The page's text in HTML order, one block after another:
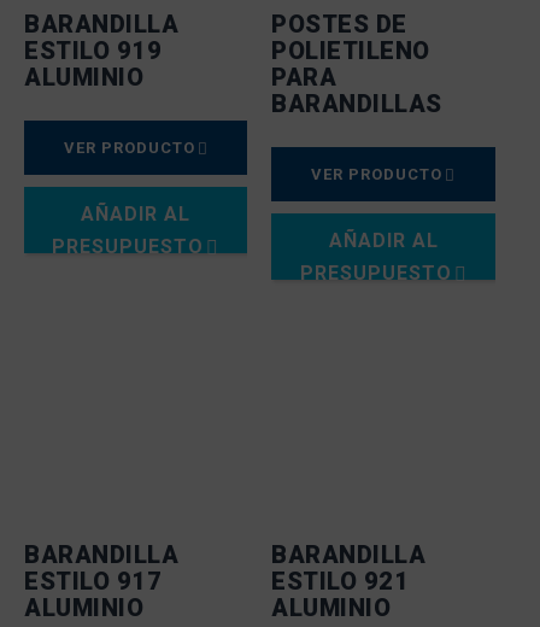
BARANDILLA
ESTILO 919
ALUMINIO
VER PRODUCTO
AÑADIR AL
PRESUPUESTO
POSTES DE
POLIETILENO
PARA
BARANDILLAS
VER PRODUCTO
AÑADIR AL
PRESUPUESTO
BARANDILLA
ESTILO 917
ALUMINIO
BARANDILLA
ESTILO 921
ALUMINIO